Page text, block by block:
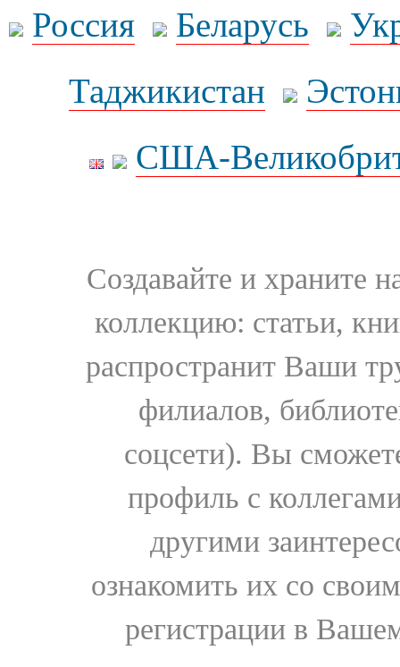
Россия Беларусь
Таджикистан
США-
Создавайте и храните
коллекцию: статьи,
распространит Ваши
филиалов,
соцсети). Вы
профиль с
другими
ознакомить их со
регистрации в